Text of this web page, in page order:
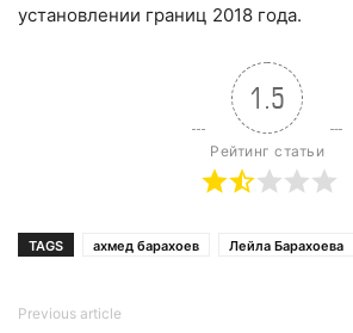
установлении границ 2018 года.
1.5
Рейтинг статьи
TAGS ахмед барахоев Лейла Барахоева
Previous article